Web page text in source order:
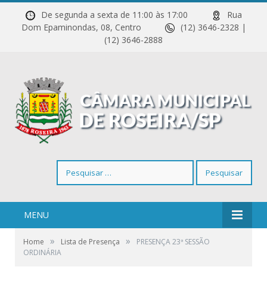
De segunda a sexta de 11:00 às 17:00
Rua
Dom Epaminondas, 08, Centro
(12) 3646-2328 |
(12) 3646-2888
por:
MENU
Home » Lista de Presença »
PRESENÇA 23ª SESSÃO
ORDINÁRIA